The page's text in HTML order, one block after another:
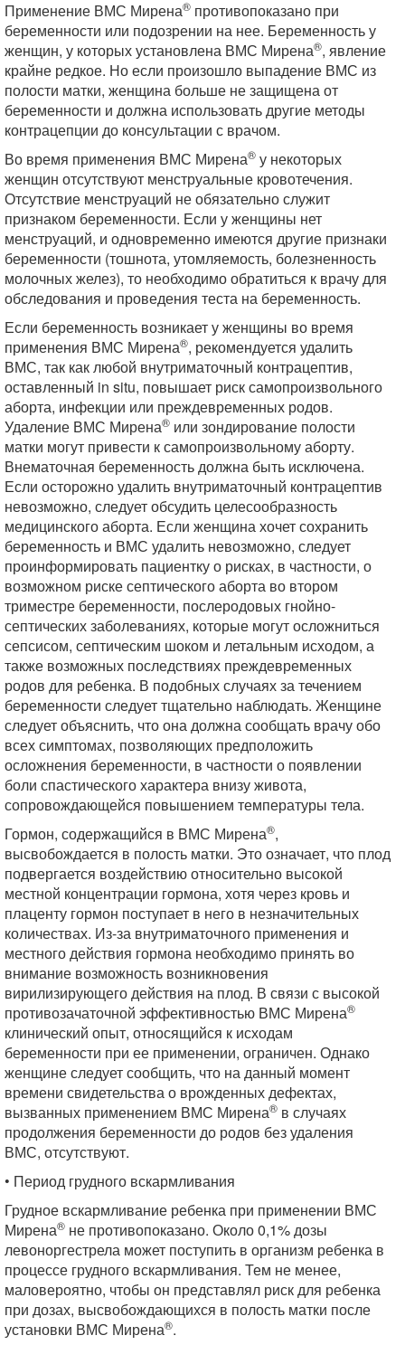
Применение ВМС Мирена® противопоказано при
беременности или подозрении на нее. Беременность у
женщин, у которых установлена ВМС Мирена®, явление
крайне редкое. Но если произошло выпадение ВМС из
полости матки, женщина больше не защищена от
беременности и должна использовать другие методы
контрацепции до консультации с врачом.
Во время применения ВМС Мирена® у некоторых
женщин отсутствуют менструальные кровотечения.
Отсутствие менструаций не обязательно служит
признаком беременности. Если у женщины нет
менструаций, и одновременно имеются другие признаки
беременности (тошнота, утомляемость, болезненность
молочных желез), то необходимо обратиться к врачу для
обследования и проведения теста на беременность.
Если беременность возникает у женщины во время
применения ВМС Мирена®, рекомендуется удалить
ВМС, так как любой внутриматочный контрацептив,
оставленный in situ, повышает риск самопроизвольного
аборта, инфекции или преждевременных родов.
Удаление ВМС Мирена® или зондирование полости
матки могут привести к самопроизвольному аборту.
Внематочная беременность должна быть исключена.
Если осторожно удалить внутриматочный контрацептив
невозможно, следует обсудить целесообразность
медицинского аборта. Если женщина хочет сохранить
беременность и ВМС удалить невозможно, следует
проинформировать пациентку о рисках, в частности, о
возможном риске септического аборта во втором
триместре беременности, послеродовых гнойно-
септических заболеваниях, которые могут осложниться
сепсисом, септическим шоком и летальным исходом, а
также возможных последствиях преждевременных
родов для ребенка. В подобных случаях за течением
беременности следует тщательно наблюдать. Женщине
следует объяснить, что она должна сообщать врачу обо
всех симптомах, позволяющих предположить
осложнения беременности, в частности о появлении
боли спастического характера внизу живота,
сопровождающейся повышением температуры тела.
Гормон, содержащийся в ВМС Мирена®,
высвобождается в полость матки. Это означает, что плод
подвергается воздействию относительно высокой
местной концентрации гормона, хотя через кровь и
плаценту гормон поступает в него в незначительных
количествах. Из-за внутриматочного применения и
местного действия гормона необходимо принять во
внимание возможность возникновения
вирилизирующего действия на плод. В связи с высокой
противозачаточной эффективностью ВМС Мирена®
клинический опыт, относящийся к исходам
беременности при ее применении, ограничен. Однако
женщине следует сообщить, что на данный момент
времени свидетельства о врожденных дефектах,
вызванных применением ВМС Мирена® в случаях
продолжения беременности до родов без удаления
ВМС, отсутствуют.
• Период грудного вскармливания
Грудное вскармливание ребенка при применении ВМС
Мирена® не противопоказано. Около 0,1% дозы
левоноргестрела может поступить в организм ребенка в
процессе грудного вскармливания. Тем не менее,
маловероятно, чтобы он представлял риск для ребенка
при дозах, высвобождающихся в полость матки после
установки ВМС Мирена®.